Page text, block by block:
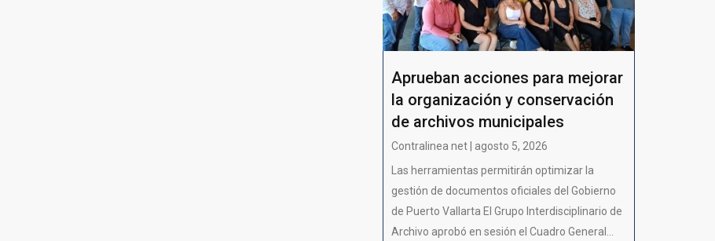
Aprueban acciones para mejorar
la organización y conservación
de archivos municipales
Contralinea net | agosto 5, 2026
Las herramientas permitirán optimizar la
gestión de documentos oficiales del Gobierno
de Puerto Vallarta El Grupo Interdisciplinario de
Archivo aprobó en sesión el Cuadro General...